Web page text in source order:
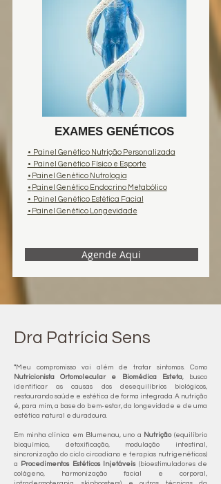
EXAMES GENÉTICOS
• Painel Genético Nutrição Personalizada
• Painel Genético Físico e Esporte
• Painel Genético Nutrologia
• Painel Genético Endocrino Metabólico
• Painel Genético Estética Facial
• Painel Genético Longevidade
Agende Aqui
Dra Patrícia Sens
​" Meu compromisso vai além de tratar sintomas. Como
Nutricionista Ortomolecular e Biomédica Esteta, busco
identificar as causas dos desequilíbrios biológicos,
restaurando saúde e estética de forma integrada. A nutrição
é, para mim, a base do bem-estar, da longevidade e de uma
estética natural e duradoura.
Em minha clínica em Blumenau, uno a Nutrição(equilíbrio
bioquímico, detoxificação, modulação intestinal,
sincronização do ciclo circadiano e terapias nutrigenéticas)
a Procedimentos Estéticos Injetáveis(bioestimuladores de
colágeno, harmonização facial e corporal,